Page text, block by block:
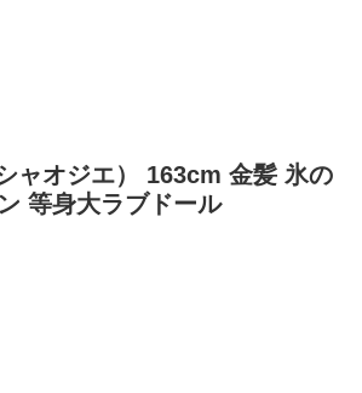
ャオジエ） 163cm 金髪 氷の
等身大ラブドール